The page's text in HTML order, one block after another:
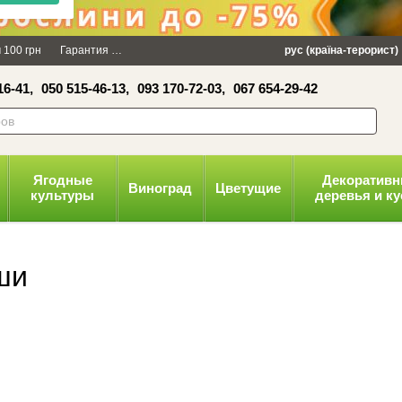
×
грн Гарантия Оплата и доставка Политика
рус (країна-терорист)
41, 050 515-46-13, 093 170-72-03, 067 654-29-42
Ягодные
культуры
Виноград Цветущие
деревья и